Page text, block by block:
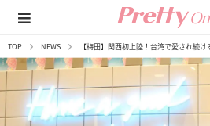
TOP NEWS 【梅田】関西初上陸！台湾で愛され続